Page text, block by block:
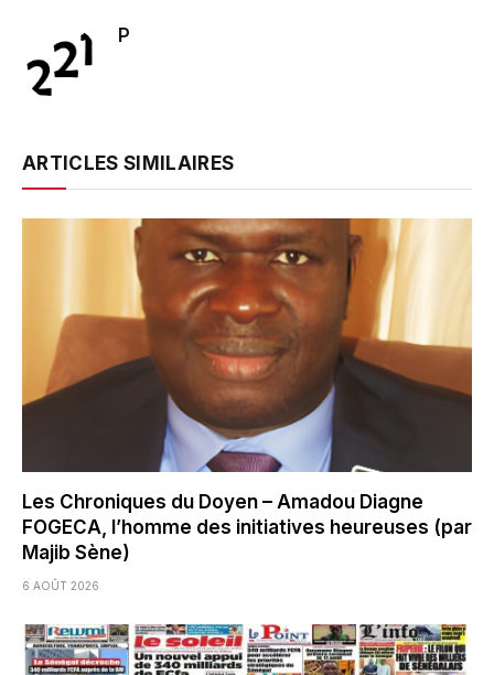
P
ARTICLES SIMILAIRES
Les Chroniques du Doyen – Amadou Diagne
FOGECA, l’homme des initiatives heureuses (par
Majib Sène)
6 AOÛT 2026